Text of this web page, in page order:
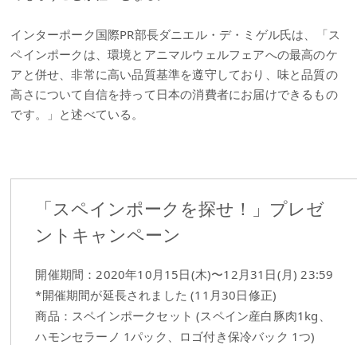
インターポーク国際PR部長ダニエル・デ・ミゲル氏は、「ス
ペインポークは、環境とアニマルウェルフェアへの最高のケ
アと併せ、非常に高い品質基準を遵守しており、味と品質の
高さについて自信を持って日本の消費者にお届けできるもの
です。」と述べている。
「スペインポークを探せ！」プレゼ
ントキャンペーン
開催期間：2020年10月15日(木)〜12月31日(月) 23:59
*開催期間が延長されました (11月30日修正)
商品：スペインポークセット (スペイン産白豚肉1kg、
ハモンセラーノ 1パック、ロゴ付き保冷バック 1つ)